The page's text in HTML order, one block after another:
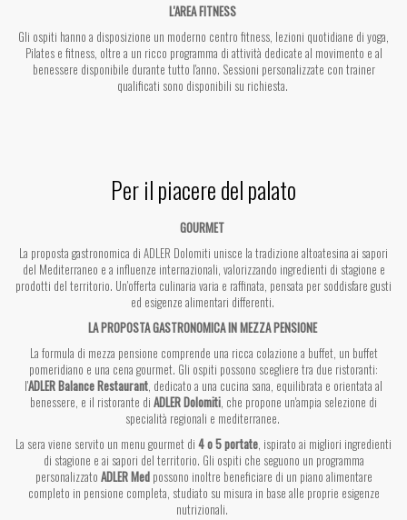
L'AREA FITNESS
Gli ospiti hanno a disposizione un moderno centro fitness, lezioni quotidiane di yoga,
Pilates e fitness, oltre a un ricco programma di attività dedicate al movimento e al
benessere disponibile durante tutto l'anno. Sessioni personalizzate con trainer
qualificati sono disponibili su richiesta.
Per il piacere del palato
GOURMET
La proposta gastronomica di ADLER Dolomiti unisce la tradizione altoatesina ai sapori
del Mediterraneo e a influenze internazionali, valorizzando ingredienti di stagione e
prodotti del territorio. Un'offerta culinaria varia e raffinata, pensata per soddisfare gusti
ed esigenze alimentari differenti.
LA PROPOSTA GASTRONOMICA IN MEZZA PENSIONE
La formula di mezza pensione comprende una ricca colazione a buffet, un buffet
pomeridiano e una cena gourmet. Gli ospiti possono scegliere tra due ristoranti:
l'ADLER Balance Restaurant, dedicato a una cucina sana, equilibrata e orientata al
benessere, e il ristorante di ADLER Dolomiti, che propone un'ampia selezione di
specialità regionali e mediterranee.
La sera viene servito un menu gourmet di 4 o 5 portate, ispirato ai migliori ingredienti
di stagione e ai sapori del territorio. Gli ospiti che seguono un programma
personalizzato ADLER Medpossono inoltre beneficiare di un piano alimentare
completo in pensione completa, studiato su misura in base alle proprie esigenze
nutrizionali.